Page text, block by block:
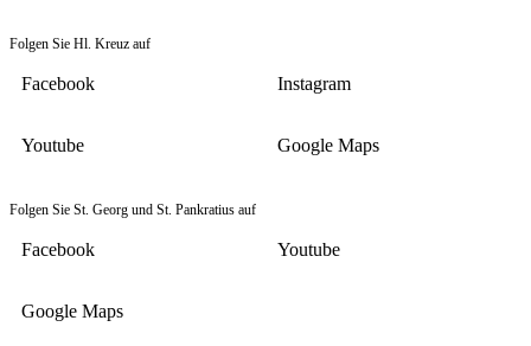
Folgen Sie Hl. Kreuz auf
Facebook Instagram
Youtube Google Maps
Folgen Sie St. Georg und St. Pankratius auf
Facebook Youtube
Google Maps